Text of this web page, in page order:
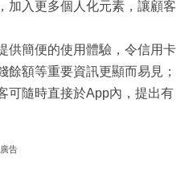
加入更多個人化元素，讓顧客
供簡便的使用體驗，令信用卡
餘額等重要資訊更顯而易見；
可隨時直接於App內，提出有
廣告